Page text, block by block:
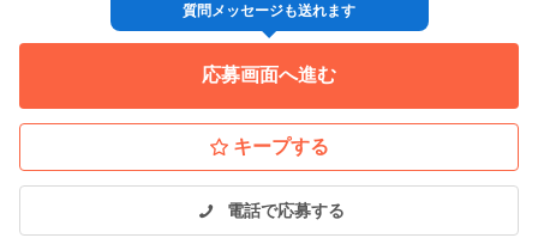
しっかり準備しておきましょう。
↓
↓
*採用方法が変更となる場合もございますので、ご了承ください。
質問メッセージも送れます
応募画面へ進む
キープする
電話で応募する